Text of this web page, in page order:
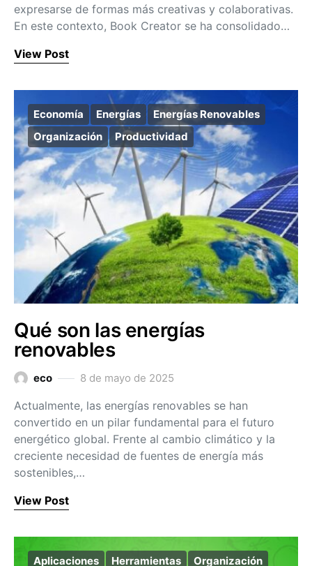
expresarse de formas más creativas y colaborativas.
En este contexto, Book Creator se ha consolidado…
View Post
Economía Energías
Energías Renovables
Organización
Productividad
Qué son las energías
renovables
eco 8 de mayo de 2025
Actualmente, las energías renovables se han
convertido en un pilar fundamental para el futuro
energético global. Frente al cambio climático y la
creciente necesidad de fuentes de energía más
sostenibles,…
View Post
Aplicaciones Herramientas Organización